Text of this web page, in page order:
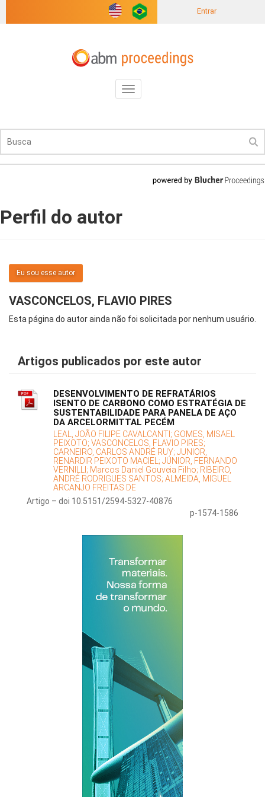
Entrar
Toggle
navigation
Perfil do autor
Eu sou esse autor
VASCONCELOS, FLAVIO PIRES
Esta página do autor ainda não foi solicitada por nenhum usuário.
Artigos publicados por este autor
DESENVOLVIMENTO DE REFRATÁRIOS
ISENTO DE CARBONO COMO ESTRATÉGIA DE
SUSTENTABILIDADE PARA PANELA DE AÇO
DA ARCELORMITTAL PECÉM
LEAL, JOÃO FILIPE CAVALCANTI; GOMES, MISAEL
PEIXOTO; VASCONCELOS, FLAVIO PIRES;
CARNEIRO, CARLOS ANDRÉ RUY; JUNIOR,
RENARDIR PEIXOTO MACIEL; JÚNIOR, FERNANDO
VERNILLI; Marcos Daniel Gouveia Filho; RIBEIRO,
ANDRÉ RODRIGUES SANTOS; ALMEIDA, MIGUEL
ARCANJO FREITAS DE
Artigo – doi 10.5151/2594-5327-40876
p-1574-1586